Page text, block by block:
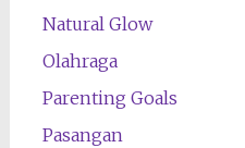
Natural Glow
Olahraga
Parenting Goals
Pasangan